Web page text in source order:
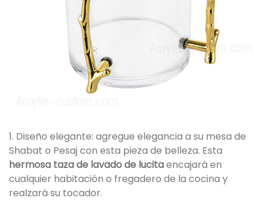
1. Diseño elegante: agregue elegancia a su mesa de
Shabat o Pesaj con esta pieza de belleza. Esta
hermosa taza de lavado de lucitaencajará en
cualquier habitación o fregadero de la cocina y
realzará su tocador.